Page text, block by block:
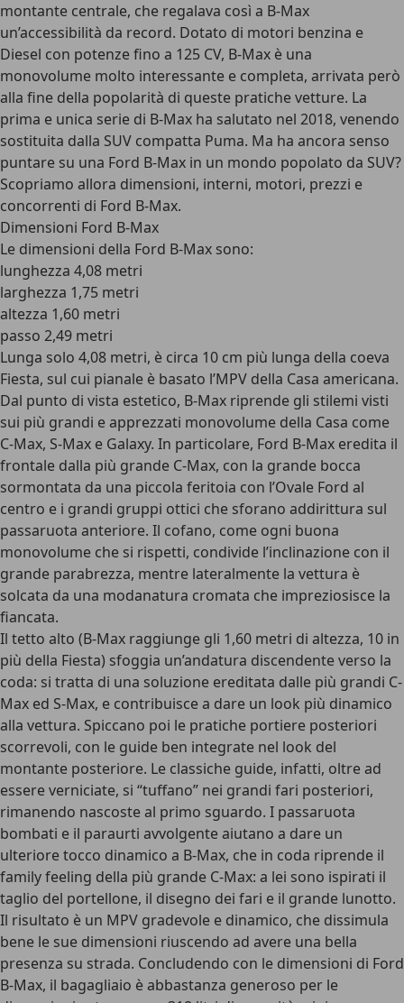
montante centrale, che regalava così a B-Max
un’accessibilità da record. Dotato di motori benzina e
Diesel con potenze fino a 125 CV, B-Max è una
monovolume molto interessante e completa, arrivata però
alla fine della popolarità di queste pratiche vetture. La
prima e unica serie di B-Max ha salutato nel 2018, venendo
sostituita dalla SUV compatta Puma. Ma ha ancora senso
puntare su una Ford B-Max in un mondo popolato da SUV?
Scopriamo allora dimensioni, interni, motori, prezzi e
concorrenti di Ford B-Max.
Dimensioni Ford B-Max
Le dimensioni della Ford B-Max sono:
lunghezza 4,08 metri
larghezza 1,75 metri
altezza 1,60 metri
passo 2,49 metri
Lunga solo 4,08 metri, è circa 10 cm più lunga della coeva
Fiesta, sul cui pianale è basato l’MPV della Casa americana.
Dal punto di vista estetico, B-Max riprende gli stilemi visti
sui più grandi e apprezzati monovolume della Casa come
C-Max, S-Max e Galaxy. In particolare, Ford B-Max eredita il
frontale dalla più grande C-Max, con la grande bocca
sormontata da una piccola feritoia con l’Ovale Ford al
centro e i grandi gruppi ottici che sforano addirittura sul
passaruota anteriore. Il cofano, come ogni buona
monovolume che si rispetti, condivide l’inclinazione con il
grande parabrezza, mentre lateralmente la vettura è
solcata da una modanatura cromata che impreziosisce la
fiancata.
Il tetto alto (B-Max raggiunge gli 1,60 metri di altezza, 10 in
più della Fiesta) sfoggia un’andatura discendente verso la
coda: si tratta di una soluzione ereditata dalle più grandi C-
Max ed S-Max, e contribuisce a dare un look più dinamico
alla vettura. Spiccano poi le pratiche portiere posteriori
scorrevoli, con le guide ben integrate nel look del
montante posteriore. Le classiche guide, infatti, oltre ad
essere verniciate, si “tuffano” nei grandi fari posteriori,
rimanendo nascoste al primo sguardo. I passaruota
bombati e il paraurti avvolgente aiutano a dare un
ulteriore tocco dinamico a B-Max, che in coda riprende il
family feeling della più grande C-Max: a lei sono ispirati il
taglio del portellone, il disegno dei fari e il grande lunotto.
Il risultato è un MPV gradevole e dinamico, che dissimula
bene le sue dimensioni riuscendo ad avere una bella
presenza su strada. Concludendo con le dimensioni di Ford
B-Max, il bagagliaio è abbastanza generoso per le